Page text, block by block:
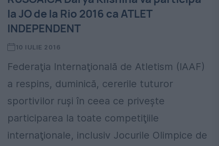
la JO de la Rio 2016 ca ATLET
INDEPENDENT
10 IULIE 2016
Federaţia Internaţională de Atletism (IAAF)
a respins, duminică, cererile tuturor
sportivilor ruşi în ceea ce priveşte
participarea la toate competiţiile
internaţionale, inclusiv Jocurile Olimpice de